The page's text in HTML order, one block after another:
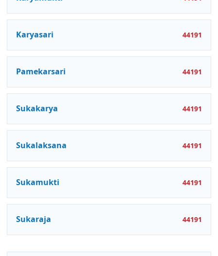
Karyasari 44191
Pamekarsari 44191
Sukakarya 44191
Sukalaksana 44191
Sukamukti 44191
Sukaraja 44191